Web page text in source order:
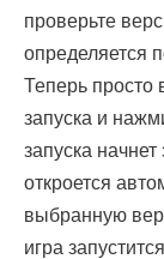
проверьте
определяется
Теперь
запуска и
запуска
откроется
выбранную
игра